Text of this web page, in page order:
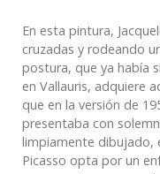
En esta pintura,
cruzadas y rodeando
postura, que ya había
en Vallauris, adquiere
que en la versión de
presentaba con
limpiamente dibujado,
Picasso opta por un